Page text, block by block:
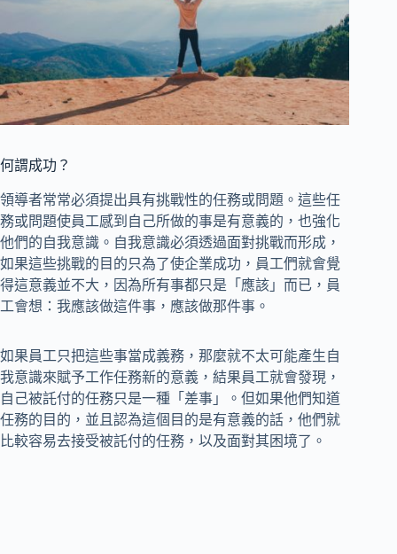
何謂成功？
領導者常常必須提出具有挑戰性的任務或問題。這些任
務或問題使員工感到自己所做的事是有意義的，也強化
他們的自我意識。自我意識必須透過面對挑戰而形成，
如果這些挑戰的目的只為了使企業成功，員工們就會覺
得這意義並不大，因為所有事都只是「應該」而已，員
工會想：我應該做這件事，應該做那件事。
如果員工只把這些事當成義務，那麼就不太可能產生自
我意識來賦予工作任務新的意義，結果員工就會發現，
自己被託付的任務只是一種「差事」。但如果他們知道
任務的目的，並且認為這個目的是有意義的話，他們就
比較容易去接受被託付的任務，以及面對其困境了。